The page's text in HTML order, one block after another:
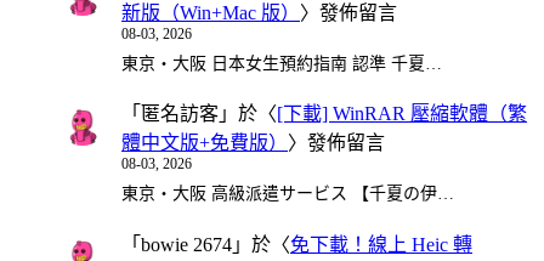
新版（Win+Mac 版） 〉發佈留言
08-03, 2026
東京・大阪 日本女生預約指南 認準 千夏…
「 匿名訪客 」於〈[下載] WinRAR 壓縮軟體（繁
體中文版+免費版） 〉發佈留言
08-03, 2026
東京・大阪 高級派遣サービス 【千夏の伊…
「 bowie 2674 」於〈免下載！線上 Heic 轉